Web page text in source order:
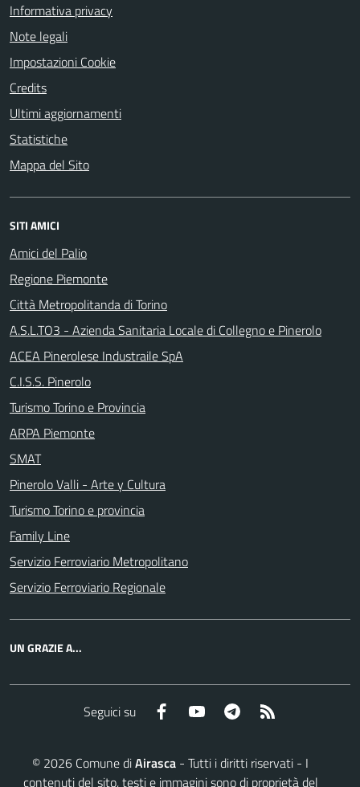
Informativa privacy
Note legali
Impostazioni Cookie
Credits
Ultimi aggiornamenti
Statistiche
Mappa del Sito
SITI AMICI
Amici del Palio
Regione Piemonte
Città Metropolitanda di Torino
A.S.L.TO3 - Azienda Sanitaria Locale di Collegno e Pinerolo
ACEA Pinerolese Industraile SpA
C.I.S.S. Pinerolo
Turismo Torino e Provincia
ARPA Piemonte
SMAT
Pinerolo Valli - Arte y Cultura
Turismo Torino e provincia
Family Line
Servizio Ferroviario Metropolitano
Servizio Ferroviario Regionale
UN GRAZIE A...
Seguici su Facebook YouTube Telegram
© 2026 Comune diAirasca - Tutti i diritti riservati - I
contenuti del sito, testi e immagini sono di proprietà del